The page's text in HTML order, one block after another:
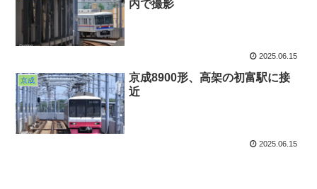
内で撮影
2025.06.15
京成
京成8900形、高架の初富駅に接
近
2025.06.15